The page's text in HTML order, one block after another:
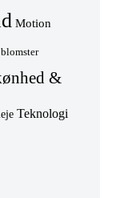
Motion
&
Teknologi